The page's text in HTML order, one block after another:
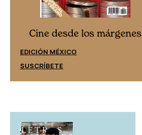
Cine desde los márgenes
EDICIÓN MÉXICO
SUSCRÍBETE